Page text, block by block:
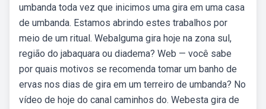
umbanda toda vez que inicimos uma gira em uma casa
de umbanda. Estamos abrindo estes trabalhos por
meio de um ritual. Webalguma gira hoje na zona sul,
região do jabaquara ou diadema? Web — você sabe
por quais motivos se recomenda tomar um banho de
ervas nos dias de gira em um terreiro de umbanda? No
vídeo de hoje do canal caminhos do. Webesta gira de